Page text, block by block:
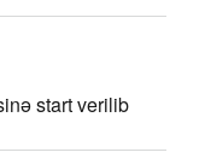
start verilib